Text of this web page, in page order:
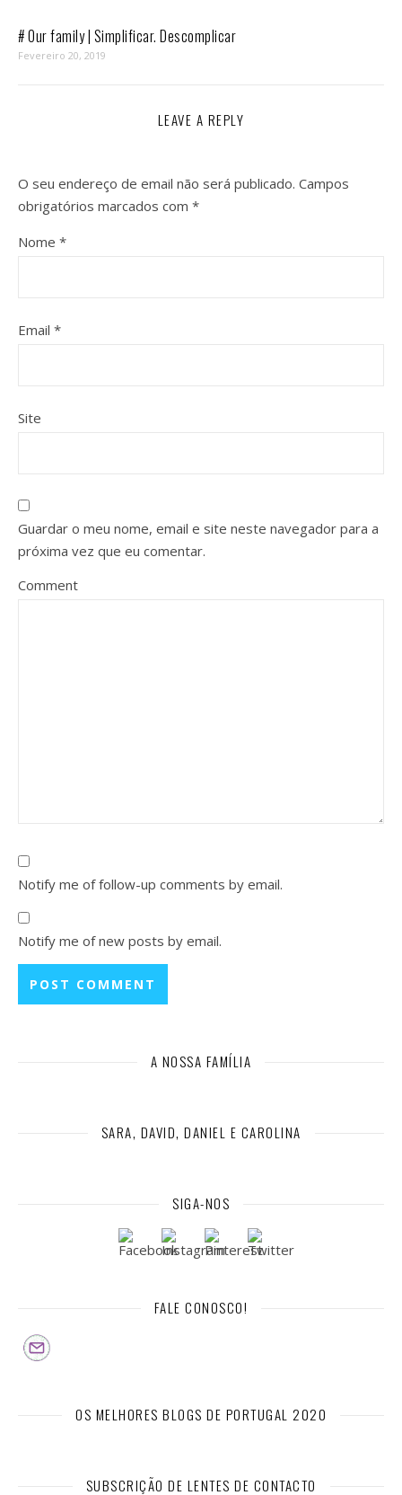
# Our family | Simplificar. Descomplicar
Fevereiro 20, 2019
LEAVE A REPLY
O seu endereço de email não será publicado. Campos
obrigatórios marcados com *
Nome *
Email *
Site
Guardar o meu nome, email e site neste navegador para a
próxima vez que eu comentar.
Comment
Notify me of follow-up comments by email.
Notify me of new posts by email.
A NOSSA FAMÍLIA
SARA, DAVID, DANIEL E CAROLINA
SIGA-NOS
FALE CONOSCO!
OS MELHORES BLOGS DE PORTUGAL 2020
SUBSCRIÇÃO DE LENTES DE CONTACTO